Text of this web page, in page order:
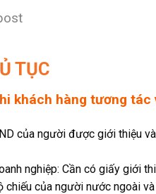
TỤC
khách hàng tương tác
của người được giới thiệu
nghiệp: Cần có giấy giới
của người nước ngoài